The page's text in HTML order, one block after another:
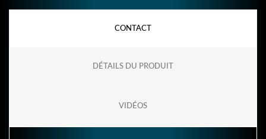
CONTACT
DÉTAILS DU PRODUIT
VIDÉOS